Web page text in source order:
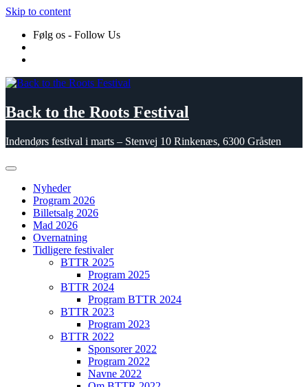
Skip to content
Følg os - Follow Us
Back to the Roots Festival
Indendørs festival i marts – Stenvej 10 Rinkenæs, 6300 Gråsten
Nyheder
Program 2026
Billetsalg 2026
Mad 2026
Overnatning
Tidligere festivaler
BTTR 2025
Program 2025
BTTR 2024
Program BTTR 2024
BTTR 2023
Program 2023
BTTR 2022
Sponsorer 2022
Program 2022
Navne 2022